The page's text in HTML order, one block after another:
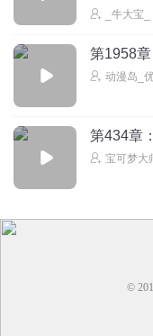
_牛大宝_
第1958
动漫岛_
第434章
宝可梦大
©